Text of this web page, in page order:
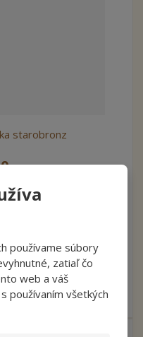
používame súbory
zatiaľ čo
web a váš
používaním všetkých
starobronz
sa stanú skvelým